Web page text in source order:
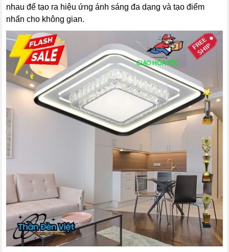
nhau để tạo ra hiệu ứng ánh sáng đa dạng và tạo điểm
nhấn cho không gian.